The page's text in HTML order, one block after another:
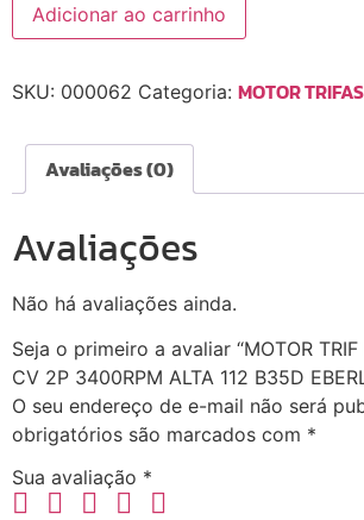
Adicionar ao carrinho
SKU: 000062 Categoria: MOTOR
Avaliações (0)
Avaliações
Não há avaliações ainda.
Seja o primeiro a avaliar “MOTOR TRIF
CV 2P 3400RPM ALTA 112 B35D
O seu endereço de e-mail não será
obrigatórios são marcados com *
Sua avaliação *